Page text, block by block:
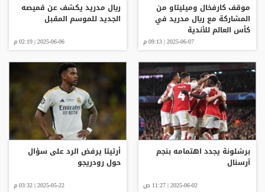
موقف كارفخال وميليتاو من
المشاركة مع ريال مدريد في
كأس العالم للأندية
2025-06-07 | 09:13 م
ريال مدريد يكشف عن قميصه
الجديد للموسم المقبل
2025-06-06 | 02:19 م
برشلونة يجدد اهتمامه بنجم
آرسنال
2025-06-02 | 11:27 ص
أرتيتا يرفض الرد على سؤال
حول رودريجو
2025-05-22 | 03:32 م